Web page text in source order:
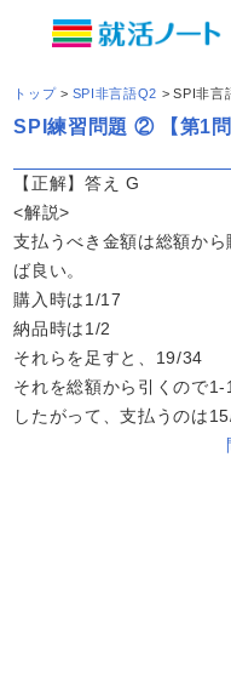
トップ SPI非言語Q2 SPI非
SPI練習問題 ② 【第1
【正解】答え G
<解説>
支払うべき金額は総額か
ば良い。
購入時は1/17
納品時は1/2
それらを足すと、19/34
それを総額から引くので
したがって、支払うのは